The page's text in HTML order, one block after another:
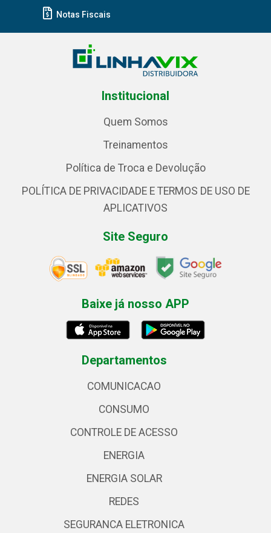
Notas Fiscais
Institucional
Quem Somos
Treinamentos
Política de Troca e Devolução
POLÍTICA DE PRIVACIDADE E TERMOS DE USO DE
APLICATIVOS
Site Seguro
Baixe já nosso APP
Departamentos
COMUNICACAO
CONSUMO
CONTROLE DE ACESSO
ENERGIA
ENERGIA SOLAR
REDES
SEGURANCA ELETRONICA